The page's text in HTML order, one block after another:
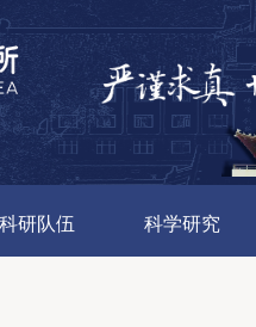
科研队伍 科学研究